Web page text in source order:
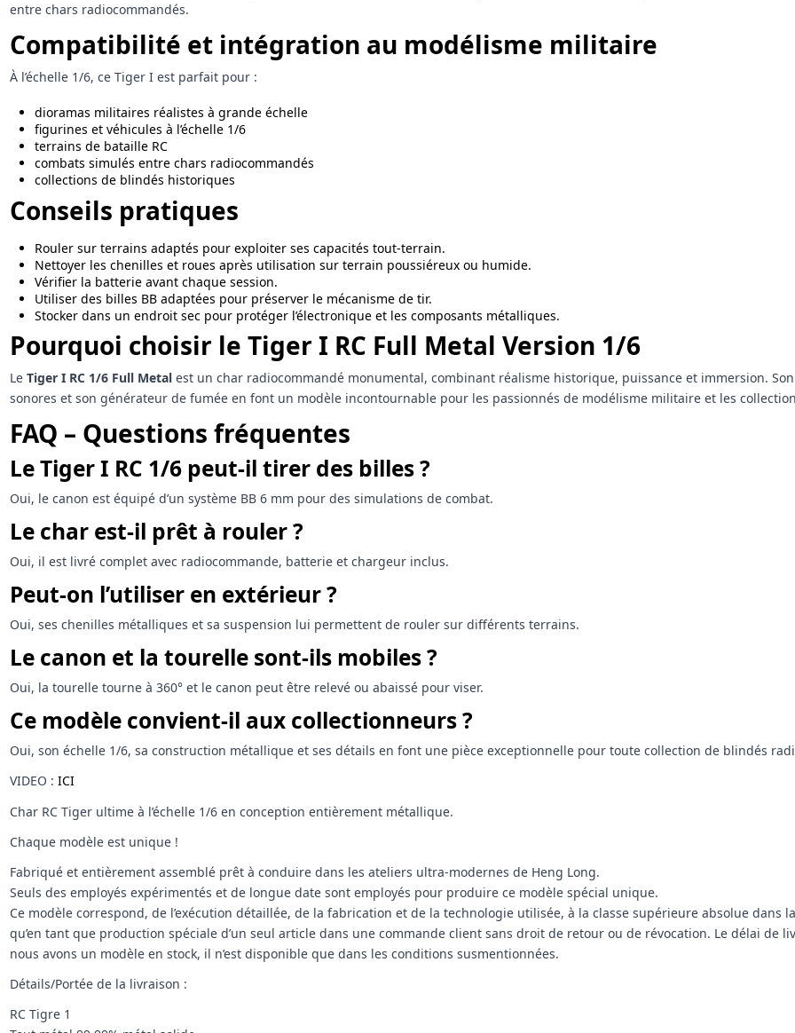
entre chars radiocommandés.
Compatibilité et intégration au modélisme militaire
À l’échelle 1/6, ce Tiger I est parfait pour :
dioramas militaires réalistes à grande échelle
figurines et véhicules à l’échelle 1/6
terrains de bataille RC
combats simulés entre chars radiocommandés
collections de blindés historiques
Conseils pratiques
Rouler sur terrains adaptés pour exploiter ses capacités tout-terrain.
Nettoyer les chenilles et roues après utilisation sur terrain poussiéreux ou humide.
Vérifier la batterie avant chaque session.
Utiliser des billes BB adaptées pour préserver le mécanisme de tir.
Stocker dans un endroit sec pour protéger l’électronique et les composants métalliques.
Pourquoi choisir le Tiger I RC Full Metal Version 1/6
Le Tiger I RC 1/6 Full Metalest un char radiocommandé monumental, combinant réalisme historique, puissance et immersion.
sonores et son générateur de fumée en font un modèle incontournable pour les passionnés de modélisme militaire et les
FAQ – Questions fréquentes
Le Tiger I RC 1/6 peut-il tirer des billes ?
Oui, le canon est équipé d’un système BB 6 mm pour des simulations de combat.
Le char est-il prêt à rouler ?
Oui, il est livré complet avec radiocommande, batterie et chargeur inclus.
Peut-on l’utiliser en extérieur ?
Oui, ses chenilles métalliques et sa suspension lui permettent de rouler sur différents terrains.
Le canon et la tourelle sont-ils mobiles ?
Oui, la tourelle tourne à 360° et le canon peut être relevé ou abaissé pour viser.
Ce modèle convient-il aux collectionneurs ?
Oui, son échelle 1/6, sa construction métallique et ses détails en font une pièce exceptionnelle pour toute collection de blindés
VIDEO : ICI
Char RC Tiger ultime à l’échelle 1/6 en conception entièrement métallique.
Chaque modèle est unique !
Fabriqué et entièrement assemblé prêt à conduire dans les ateliers ultra-modernes de Heng Long.
Seuls des employés expérimentés et de longue date sont employés pour produire ce modèle spécial unique.
Ce modèle correspond, de l’exécution détaillée, de la fabrication et de la technologie utilisée, à la classe supérieure absolue
qu’en tant que production spéciale d’un seul article dans une commande client sans droit de retour ou de révocation. Le délai de
nous avons un modèle en stock, il n’est disponible que dans les conditions susmentionnées.
Détails/Portée de la livraison :
RC Tigre 1